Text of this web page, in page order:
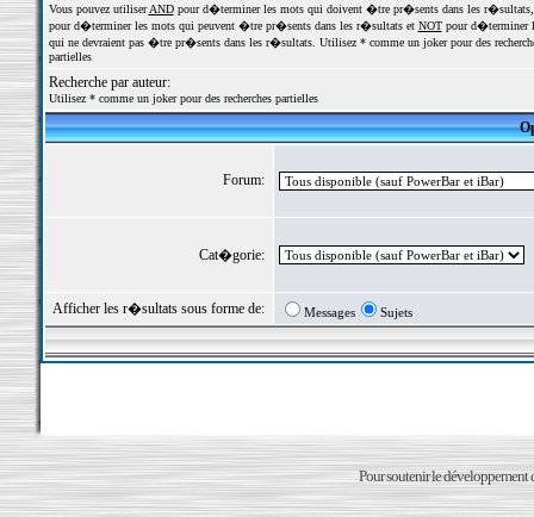
Vous pouvez utiliserANDpour d�terminer les mots qui doivent �tre pr�sents dans les
pour d�terminer les mots qui peuvent �tre pr�sents dans les r�sultats et NOTpour d�terminer
qui ne devraient pas �tre pr�sents dans les r�sultats. Utilisez * comme un joker pour des
partielles
Recherche par auteur:
Utilisez * comme un joker pour des recherches partielles
Forum:
Cat�gorie:
Afficher les r�sultats sous forme de: Messages Sujets
Pour soutenir le développement